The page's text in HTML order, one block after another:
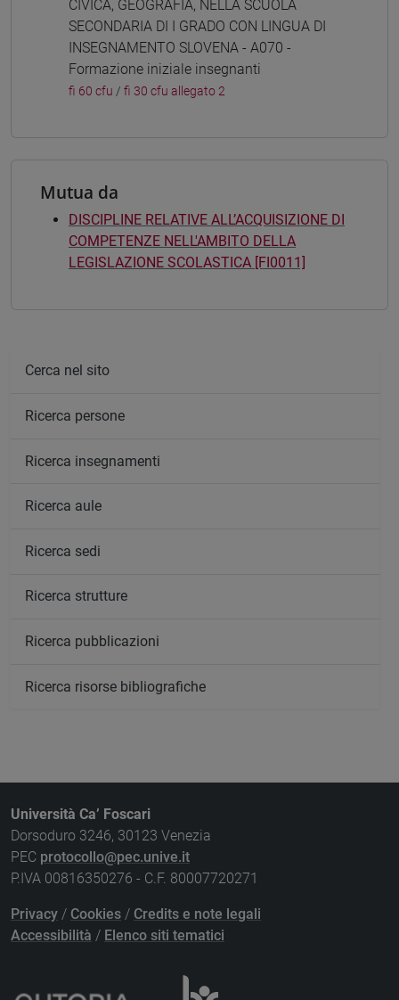
CIVICA, GEOGRAFIA, NELLA SCUOLA
SECONDARIA DI I GRADO CON LINGUA DI
INSEGNAMENTO SLOVENA - A070 -
Formazione iniziale insegnanti
fi 60 cfu / fi 30 cfu allegato 2
Mutua da
DISCIPLINE RELATIVE ALL’ACQUISIZIONE DI
COMPETENZE NELL'AMBITO DELLA
LEGISLAZIONE SCOLASTICA [FI0011]
Cerca nel sito
Ricerca persone
Ricerca insegnamenti
Ricerca aule
Ricerca sedi
Ricerca strutture
Ricerca pubblicazioni
Ricerca risorse bibliografiche
Università Ca’ Foscari
Dorsoduro 3246, 30123 Venezia
PEC protocollo@pec.unive.it
P.IVA 00816350276 - C.F. 80007720271
Privacy / Cookies / Credits e note legali
Accessibilità / Elenco siti tematici